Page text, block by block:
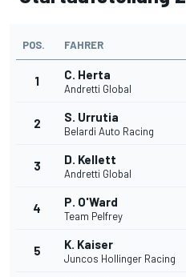
POS. FAHRER
1 C. Herta
Andretti Global
2 S. Urrutia
Belardi Auto Racing
3 D. Kellett
Andretti Global
4 P. O'Ward
Team Pelfrey
5 K. Kaiser
Juncos Hollinger Racing